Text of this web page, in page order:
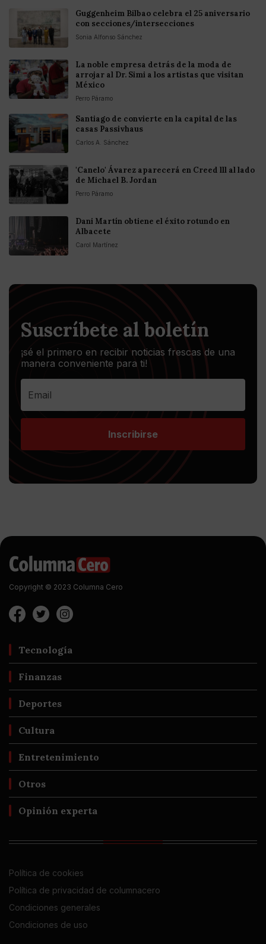
Guggenheim Bilbao celebra el 25 aniversario
con secciones/intersecciones
Sonia Alfonso Sánchez
La noble empresa detrás de la moda de
arrojar al Dr. Simi a los artistas que visitan
México
Perro Páramo
Santiago de convierte en la capital de las
casas Passivhaus
Carlos A. Sánchez
'Canelo' Ávarez aparecerá en Creed lll al lado
de Michael B. Jordan
Perro Páramo
Dani Martín obtiene el éxito rotundo en
Albacete
Carol Martínez
Suscríbete al boletín
¡sé el primero en recibir noticias frescas de una
manera conveniente para ti!
Inscribirse
Copyright © 2023 Columna Cero
Tecnología
Finanzas
Deportes
Cultura
Entretenimiento
Otros
Opinión experta
Política de cookies
Política de privacidad de columnacero
Condiciones generales
Condiciones de uso